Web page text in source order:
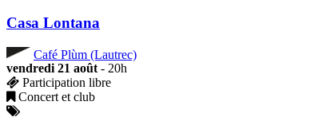
Casa Lontana
Café Plùm (Lautrec)
vendredi 21 août - 20h
Participation libre
Concert et club